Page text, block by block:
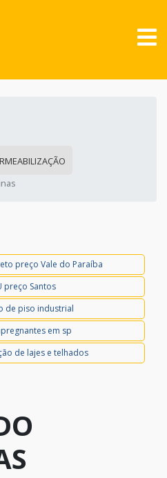
preço Vale do Paraíba
preço Santos
de piso industrial
em sp
de lajes e telhados